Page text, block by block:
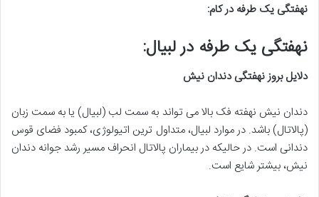
نهفتگی یک طرفه در کام:
نهفتگی یک طرفه در لبیال:
دلایل بروز نهفتگی دندان نیش
دندان نیش نهفته فک بالا می تواند به سمت لب (لبیال) یا به سمت زبان
(پالاتال) باشد. در موارد لبیال، متداول ترین اتیولوژی، کمبود فضای قوس
دندانی است. در حالیکه در بیماران پالاتال انحراف مسیر رشد جوانه دندان
نیش، بیشتر شایع است.